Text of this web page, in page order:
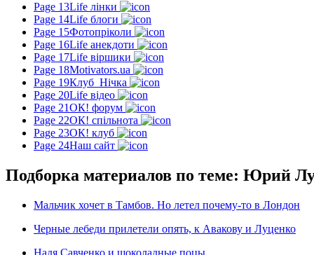
Page 13Life лінки
Page 14Life блоги
Page 15Фотопріколи
Page 16Life анекдоти
Page 17Life віршики
Page 18Motivators.ua
Page 19Клуб_Нічка
Page 20Life відео
Page 21ОК! форум
Page 22ОК! спільнота
Page 23ОК! клуб
Page 24Наш сайт
Подборка материалов по теме: Юрий
Мальчик хочет в Тамбов. Но летел почему-то в Лондон
Черные лебеди прилетели опять, к Авакову и Луценко
Надя Савченко и шоколадные поцы